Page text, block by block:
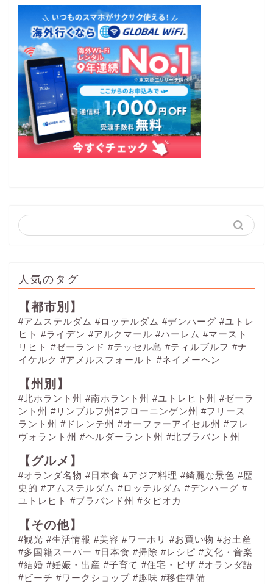
人気のタグ
【都市別】
#アムステルダム #ロッテルダム #デンハーグ #ユトレ
ヒト #ライデン #アルクマール #ハーレム #マースト
リヒト #ゼーランド #テッセル島 #ティルブルフ #ナ
イケルク #アメルスフォールト #ネイメーヘン
【州別】
#北ホラント州 #南ホラント州 #ユトレヒト州 #ゼーラ
ント州 #リンブルフ州#フローニンゲン州 #フリース
ラント州 #ドレンテ州 #オーファーアイセル州 #フレ
ヴォラント州 #ヘルダーラント州 #北ブラバント州
【グルメ】
#オランダ名物 #日本食 #アジア料理 #綺麗な景色 #歴
史的 #アムステルダム #ロッテルダム #デンハーグ #
ユトレヒト #ブラバンド州 #タピオカ
【その他】
#観光 #生活情報 #美容 #ワーホリ #お買い物 #お土産
#多国籍スーパー #日本食 #掃除 #レシピ #文化・音楽
#結婚 #妊娠・出産 #子育て #住宅・ビザ #オランダ語
#ビーチ #ワークショップ #趣味 #移住準備